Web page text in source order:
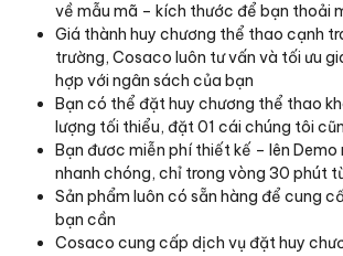
về mẫu mã – kích thước để bạn thoải
Giá thành huy chương thể thao cạnh
trường, Cosaco luôn tư vấn và tối ưu
hợp với ngân sách của bạn
Bạn có thể đặt huy chương thể thao
lượng tối thiểu, đặt 01 cái chúng tôi
Bạn đươc miễn phí thiết kế – lên
nhanh chóng, chỉ trong vòng 30 phút
Sản phẩm luôn có sẵn hàng để cung
bạn cần
Cosaco cung cấp dịch vụ đặt huy